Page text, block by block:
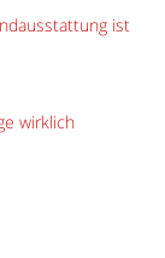
ist
wirklich